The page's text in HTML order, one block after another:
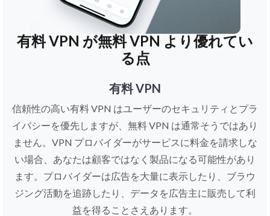
有料 VPN が無料 VPN より優れてい
る点
有料 VPN
信頼性の高い有料 VPN はユーザーのセキュリティとプラ
イバシーを優先しますが、無料 VPN は通常そうではあり
ません。VPN プロバイダーがサービスに料金を請求しな
い場合、あなたは顧客ではなく製品になる可能性があり
ます。プロバイダーは広告を大量に表示したり、ブラウ
ジング活動を追跡したり、データを広告主に販売して利
益を得ることさえあります。